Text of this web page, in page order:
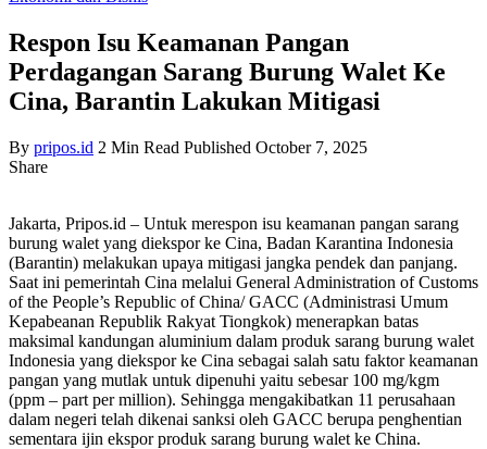
Respon Isu Keamanan Pangan
Perdagangan Sarang Burung Walet Ke
Cina, Barantin Lakukan Mitigasi
By pripos.id 2 Min Read Published October 7, 2025
Share
Jakarta, Pripos.id – Untuk merespon isu keamanan pangan sarang
burung walet yang diekspor ke Cina, Badan Karantina Indonesia
(Barantin) melakukan upaya mitigasi jangka pendek dan panjang.
Saat ini pemerintah Cina melalui General Administration of Customs
of the People’s Republic of China/ GACC (Administrasi Umum
Kepabeanan Republik Rakyat Tiongkok) menerapkan batas
maksimal kandungan aluminium dalam produk sarang burung walet
Indonesia yang diekspor ke Cina sebagai salah satu faktor keamanan
pangan yang mutlak untuk dipenuhi yaitu sebesar 100 mg/kgm
(ppm – part per million). Sehingga mengakibatkan 11 perusahaan
dalam negeri telah dikenai sanksi oleh GACC berupa penghentian
sementara ijin ekspor produk sarang burung walet ke China.